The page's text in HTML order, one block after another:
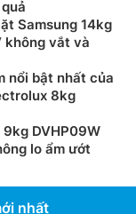
Samsung 14kg
không vắt và
nổi bật nhất của
8kg
9kg DVHP09W
lo ẩm ướt
nhất